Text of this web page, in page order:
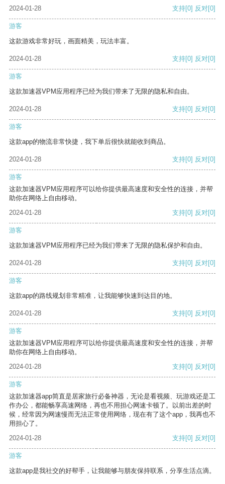
2024-01-28
支持[0] 反对[0]
游客
这款游戏非常好玩，画面精美，玩法丰富。
2024-01-28 支持[0] 反对[0]
游客
这款加速器VPM应用程序已经为我们带来了无限的隐私和自由。
2024-01-28 支持[0] 反对[0]
游客
这款app的物流非常快捷，我下单后很快就能收到商品。
2024-01-28 支持[0] 反对[0]
游客
这款加速器VPM应用程序可以给你提供最高速度和安全性的连接，并帮
助你在网络上自由移动。
2024-01-28
支持[0] 反对[0]
游客
这款加速器VPM应用程序已经为我们带来了无限的隐私保护和自由。
2024-01-28 支持[0] 反对[0]
游客
这款app的路线规划非常精准，让我能够快速到达目的地。
2024-01-28 支持[0] 反对[0]
游客
这款加速器VPM应用程序可以给你提供最高速度和安全性的连接，并帮
助你在网络上自由移动。
2024-01-28
支持[0] 反对[0]
游客
这款加速器app简直是居家旅行必备神器，无论是看视频、玩游戏还是工
作办公，都能畅享高速网络，再也不用担心网速卡顿了。以前出差的时
候，经常因为网速慢而无法正常使用网络，现在有了这个app，我再也不
用担心了。
2024-01-28
支持[0] 反对[0]
游客
这款app是我社交的好帮手，让我能够与朋友保持联系，分享生活点滴。